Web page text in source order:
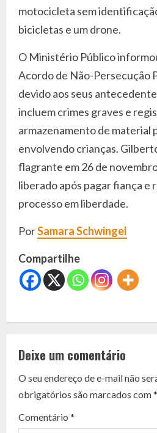
motocicleta sem
bicicletas e um drone.
O Ministério Público
Acordo de Não-Persecução
devido aos seus
incluem crimes graves e
armazenamento de material
envolvendo crianças.
flagrante em 26 de
liberado após pagar fiança e
processo em liberdade.
PorSamara Schwingel
Compartilhe
C
n
t
i
Deixe um comentário
O seu endereço de e-mail não
obrigatórios são marcados com*
Comentário *